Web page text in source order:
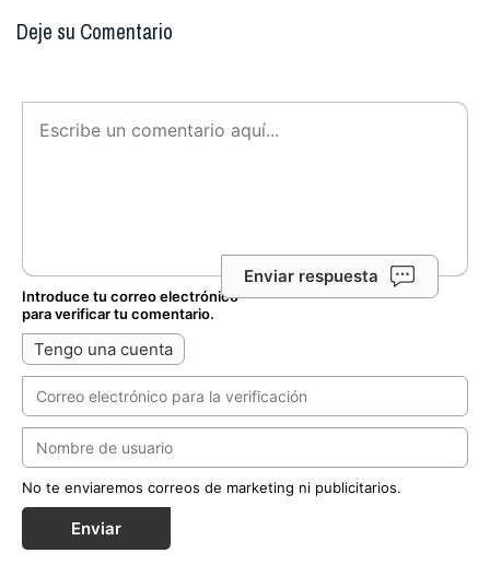
Deje su Comentario
Enviar respuesta
Introduce tu correo electrónico
para verificar tu comentario.
Tengo una cuenta
No te enviaremos correos de marketing ni publicitarios.
Enviar